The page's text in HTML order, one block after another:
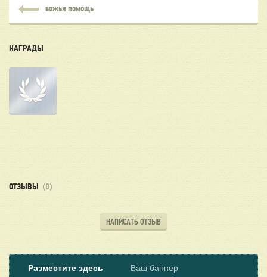
БОЖЬЯ ПОМОЩЬ
НАГРАДЫ
ОТЗЫВЫ (0)
НАПИСАТЬ ОТЗЫВ
Разместите здесь
Ваш баннер